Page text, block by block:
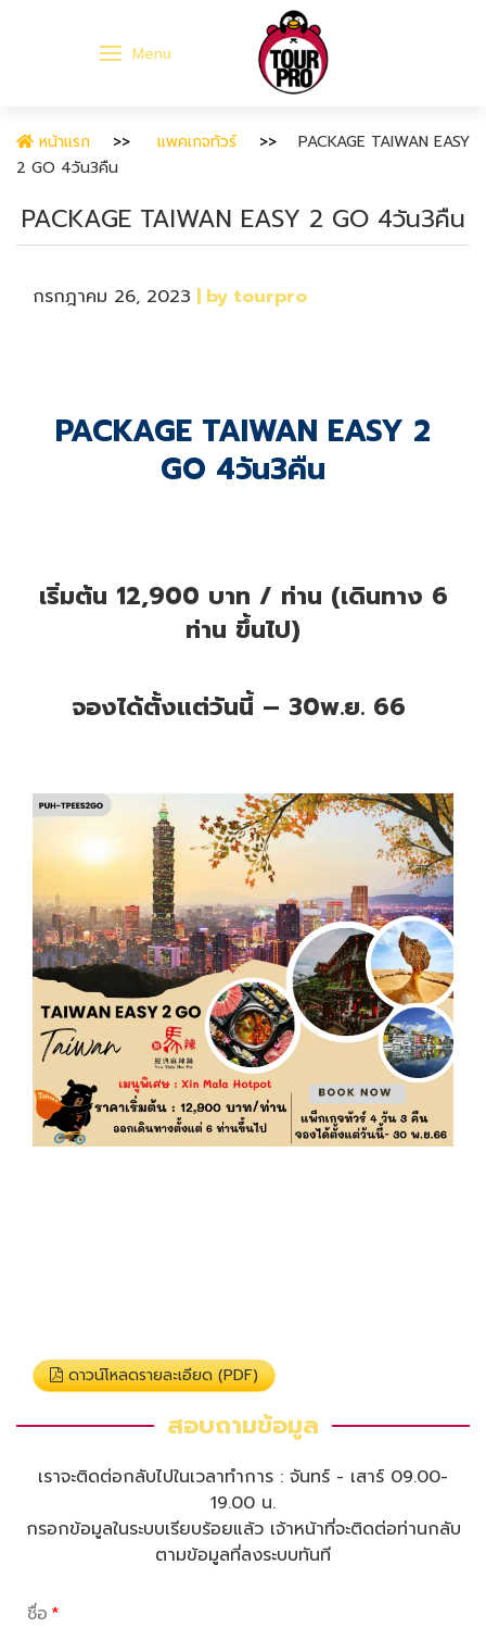
Menu
หน้าแรก แพคเกจทัวร์
PACKAGE TAIWAN EASY
2 GO 4วัน3คืน
PACKAGE TAIWAN EASY 2 GO 4วัน3คืน
กรกฎาคม 26, 2023 | by tourpro
PACKAGE TAIWAN EASY 2
GO 4วัน3คืน
เริ่มต้น 12,900 บาท / ท่าน (เดินทาง 6
ท่าน ขึ้นไป)
จองได้ตั้งแต่วันนี้ – 30พ.ย. 66
ดาวน์โหลดรายละเอียด (PDF)
สอบถามข้อมูล
เราจะติดต่อกลับไปในเวลาทำการ : จันทร์ - เสาร์ 09.00-
19.00 น.
กรอกข้อมูลในระบบเรียบร้อยแล้ว เจ้าหน้าที่จะติดต่อท่านกลับ
ตามข้อมูลที่ลงระบบทันที
ชื่อ